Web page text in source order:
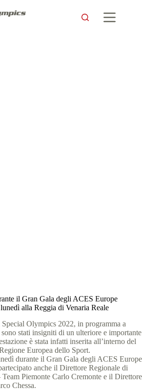
il Gran Gala degli ACES Europe
alla Reggia di Venaria Reale
Olympics 2022, in programma a
stati insigniti di un ulteriore e importante
è stata infatti inserita all’interno del
Europea dello Sport.
durante il Gran Gala degli ACES Europe
anche il Direttore Regionale di
Piemonte Carlo Cremonte e il Direttore
Chessa.